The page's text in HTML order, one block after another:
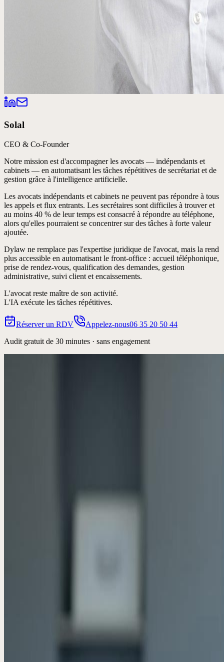
Solal
CEO & Co-Founder
Notre mission est d'accompagner les avocats — indépendants et
cabinets — en automatisant les tâches répétitives de secrétariat et de
gestion grâce à l'intelligence artificielle.
Les avocats indépendants et cabinets ne peuvent pas répondre à tous
les appels et flux entrants. Les secrétaires sont difficiles à trouver et
au moins 40 % de leur temps est consacré à répondre au téléphone,
alors qu'elles pourraient se concentrer sur des tâches à forte valeur
ajoutée.
Dylaw ne remplace pas l'expertise juridique de l'avocat, mais la rend
plus accessible en automatisant le front-office : accueil téléphonique,
prise de rendez-vous, qualification des demandes, gestion
administrative, suivi client et encaissements.
L'avocat reste maître de son activité.
L'IA exécute les tâches répétitives.
Réserver un RDV Appelez-nous06 35 20 50 44
Audit gratuit de 30 minutes · sans engagement